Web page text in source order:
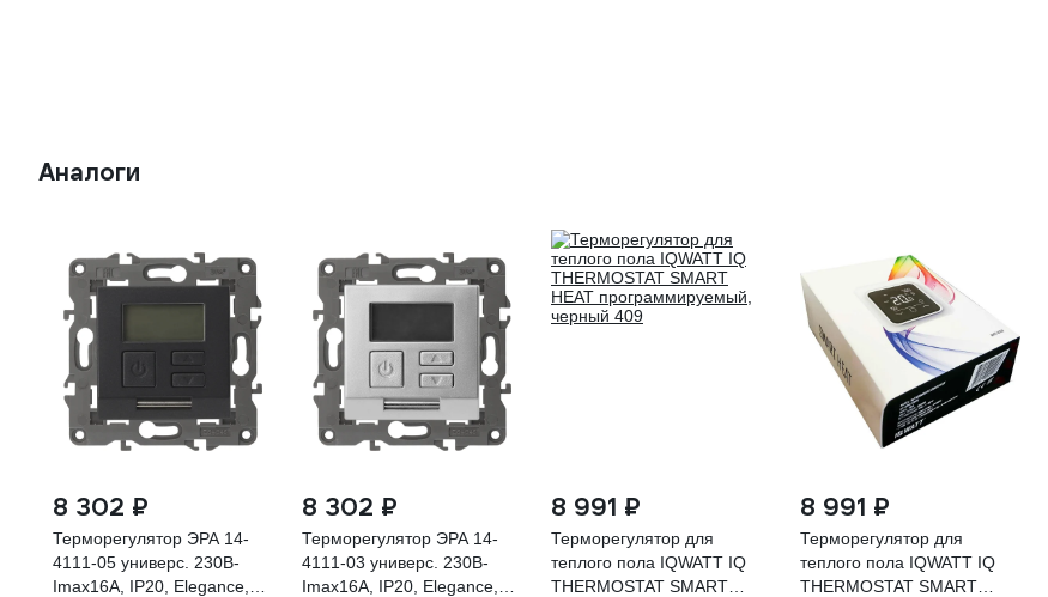
Аналоги
8 302 ₽
Терморегулятор ЭРА 14-
4111-05 универс. 230В-
Imax16А, IP20, Elegance,
8 302 ₽
Терморегулятор ЭРА 14-
4111-03 универс. 230В-
Imax16А, IP20, Elegance,
8 991 ₽
Терморегулятор для
теплого пола IQWATT IQ
THERMOSTAT SMART
8 991 ₽
Терморегулятор для
теплого пола IQWATT IQ
THERMOSTAT SMART